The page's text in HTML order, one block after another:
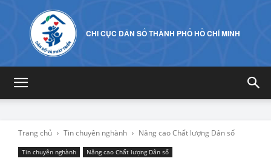
CHI CỤC DÂN SỐ THÀNH PHỐ HỒ CHÍ MINH
Trang chủ Tin chuyên nghành Nâng cao Chất lượng Dân số
Tin chuyên nghành Nâng cao Chất lượng Dân số